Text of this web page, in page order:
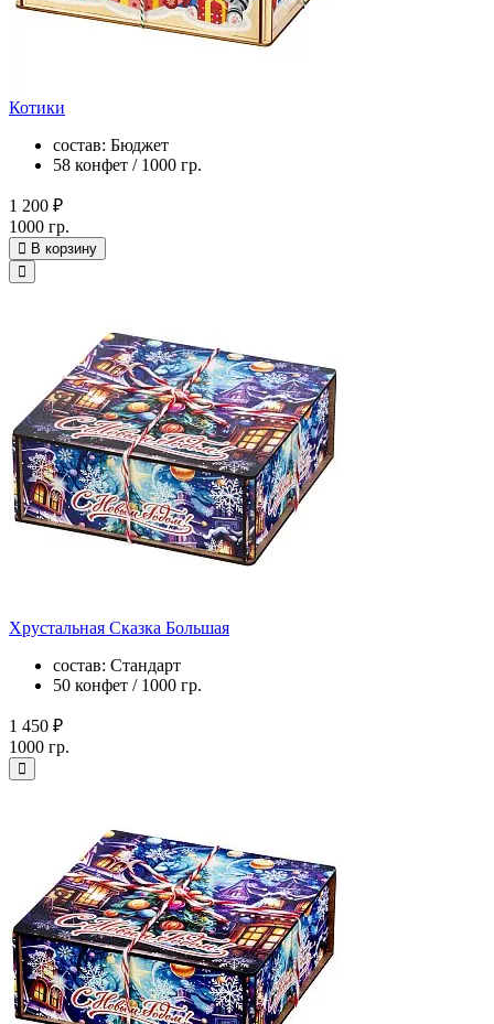
Котики
состав: Бюджет
58 конфет / 1000 гр.
1 200 ₽
1000 гр.
В корзину
Хрустальная Сказка Большая
состав: Стандарт
50 конфет / 1000 гр.
1 450 ₽
1000 гр.